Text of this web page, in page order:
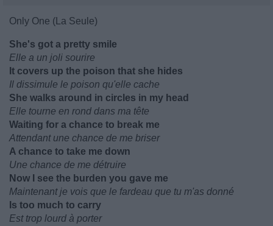
Only One (La Seule)
She's got a pretty smile
Elle a un joli sourire
It covers up the poison that she hides
Il dissimule le poison qu'elle cache
She walks around in circles in my head
Elle tourne en rond dans ma tête
Waiting for a chance to break me
Attendant une chance de me briser
A chance to take me down
Une chance de me détruire
Now I see the burden you gave me
Maintenant je vois que le fardeau que tu m'as donné
Is too much to carry
Est trop lourd à porter